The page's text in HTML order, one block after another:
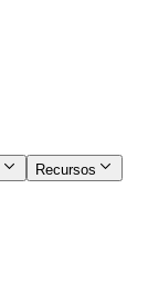
Recursos​​